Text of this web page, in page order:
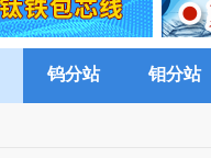
钨分站 钼分站